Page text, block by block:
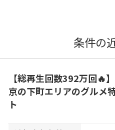
条件の
【総再生回数392万回🔥
京の下町エリアのグルメ
ト